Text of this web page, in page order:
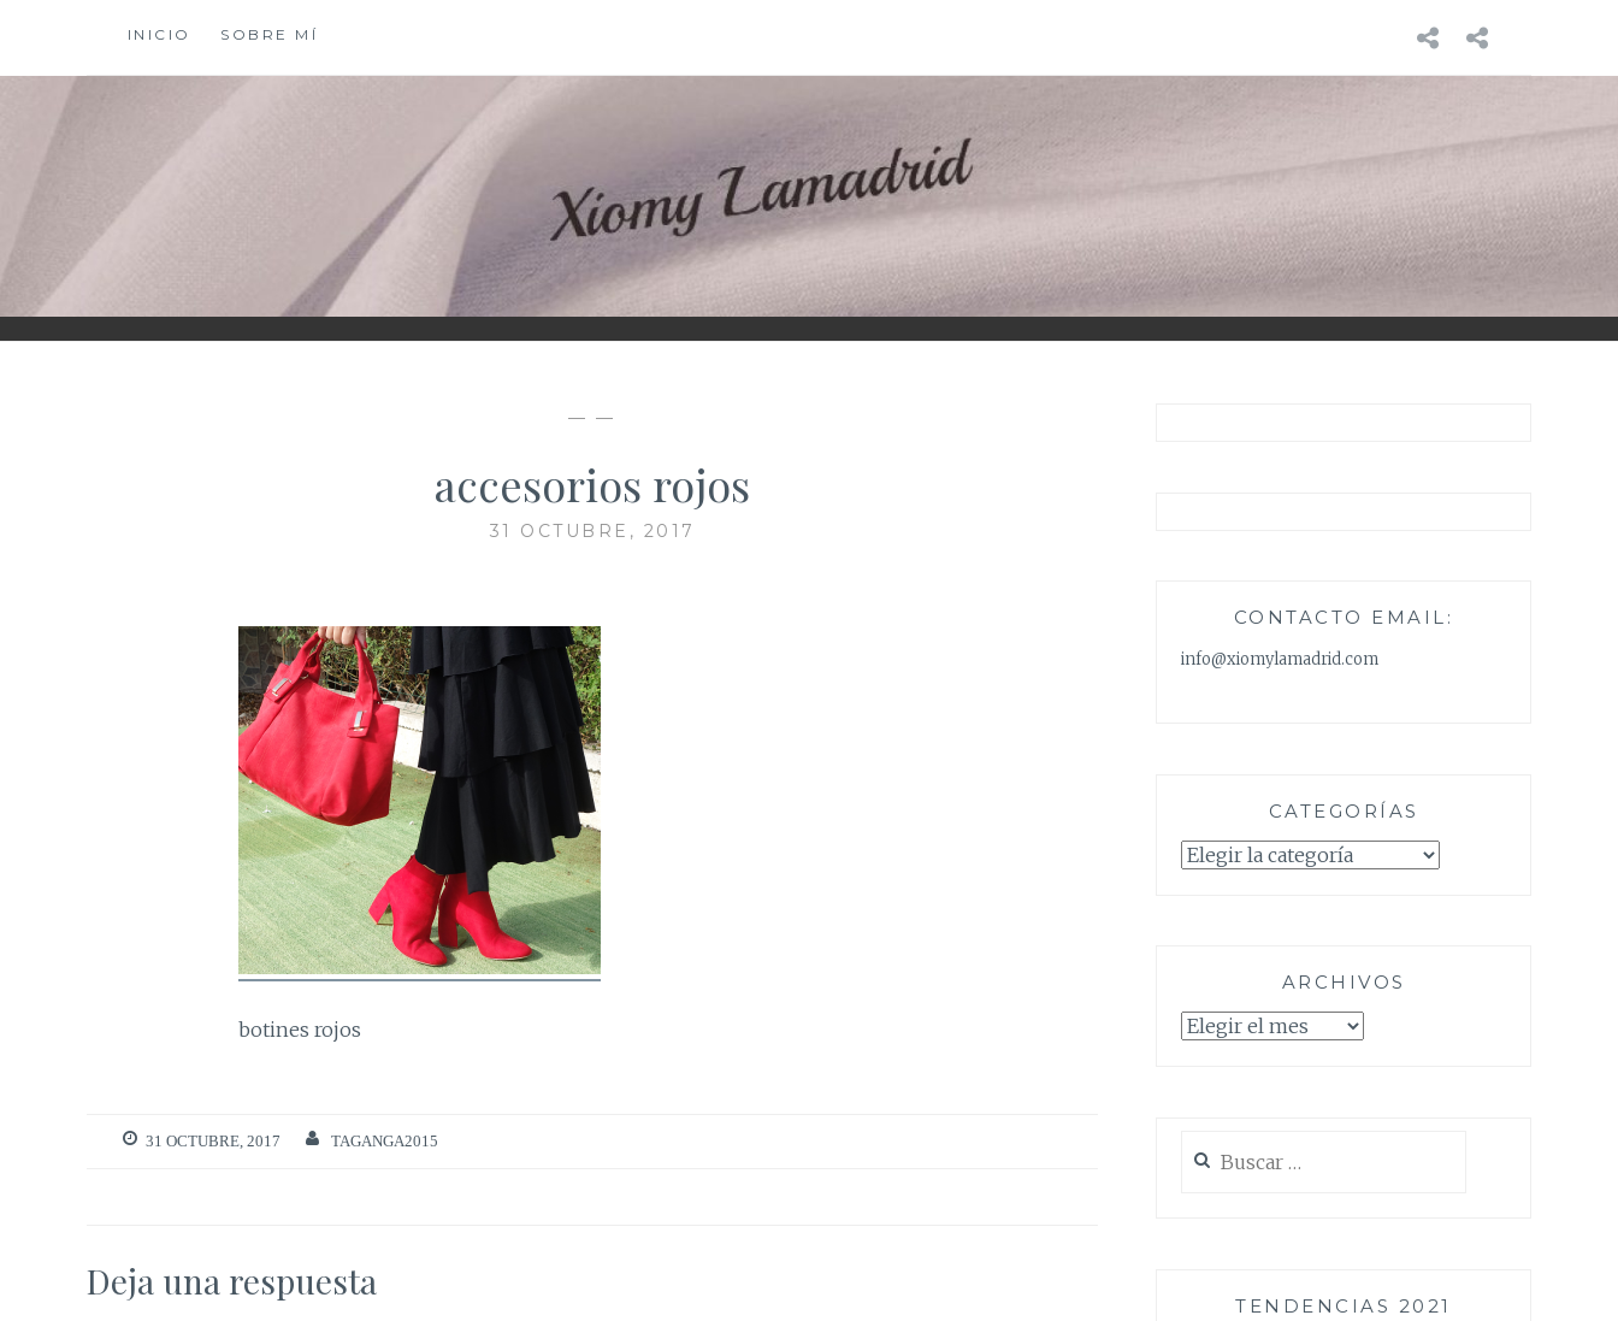
contenido
INICIO SOBRE MÍ INICIO
XIOMY LAMADRID
— —
accesorios rojos
31 OCTUBRE, 2017
botines rojos
31 OCTUBRE, 2017 TAGANGA2015
Deja una respuesta
CONTACTO EMAIL:
info@xiomylamadrid.com
CATEGORÍAS
Categorías
ARCHIVOS
Archivos
TENDENCIAS 2021